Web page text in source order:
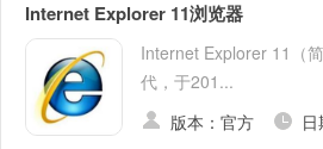
Internet Explorer 11浏览器
Internet Explorer 11（
代，于201...
版本：官方